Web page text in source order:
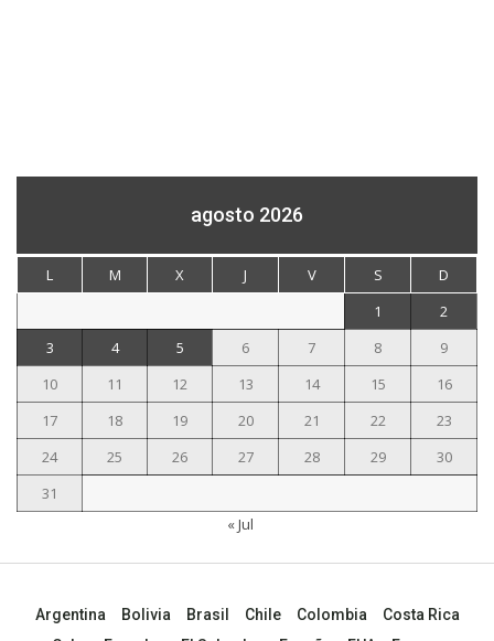
agosto 2026
L M X J V S
D
1
2
3
4 5 6 7 8
9
10
11 12 13 14 15
16
17
18 19 20 21 22
23
24
25 26 27 28 29
30
31
« Jul
Argentina Bolivia Brasil Chile Colombia
Costa Rica